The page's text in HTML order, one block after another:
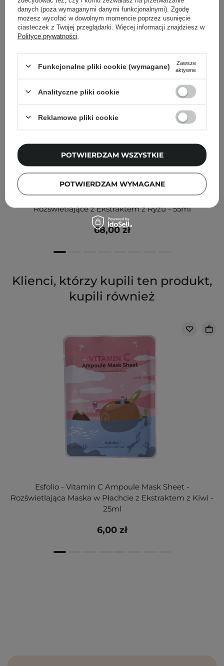
Inni klienci sprawdzali również
Skinfood - Rice Brightening Serum - Serum
Rozświetlające z Ekstraktem z Ryżu - 55ml
68,00 zł
Klienci, którzy kupili ten produkt,
kupili również
Esfolio - Vitamin C Ampoule Mask Sheet -
Rozświetlająca Maska w Płachcie z Ekstraktem z Kiwi -
25ml
6,00 zł
danych (poza wymaganymi danymi funkcjonalnymi). Zgodę
możesz wycofać w dowolnym momencie poprzez usunięcie
ciasteczek z Twojej przeglądarki. Więcej informacji znajdziesz w
Polityce prywatności
Funkcjonalne pliki cookie (wymagane)
Zawsze
aktywne
Analityczne pliki cookie
Reklamowe pliki cookie
POTWIERDZAM WYMAGANE
POTWIERDZAM WSZYSTKIE